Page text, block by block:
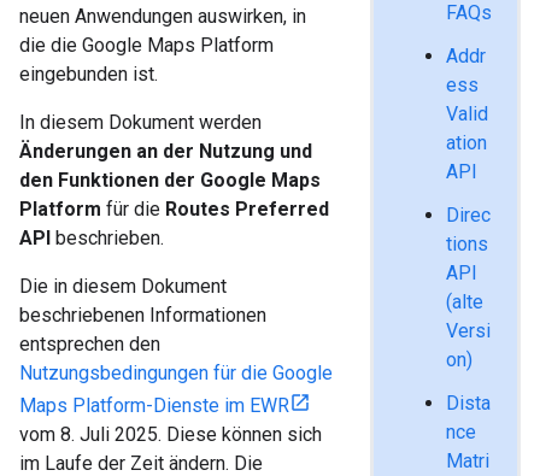
FAQs
Addr
ess
Valid
ation
API
Direc
tions
API
(alte
Versi
on)
Dista
nce
Matri
neuen Anwendungen auswirken, in
die die Google Maps Platform
eingebunden ist.
In diesem Dokument werden
Änderungen an der Nutzung und
den Funktionen der Google Maps
Platform für die Routes Preferred
API beschrieben.
Die in diesem Dokument
beschriebenen Informationen
entsprechen den
Nutzungsbedingungen für die Google
Maps Platform-Dienste im EWR
vom 8. Juli 2025. Diese können sich
im Laufe der Zeit ändern. Die